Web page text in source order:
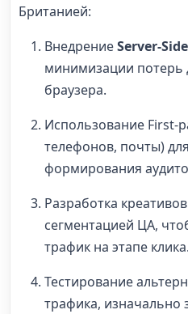
Британией:
ВнедрениеServer-
минимизации потерь
браузера.
Использование First-
телефонов, почты)
формирования
Разработка
сегментацией ЦА,
трафик на этапе клика.
Тестирование
трафика, изначально